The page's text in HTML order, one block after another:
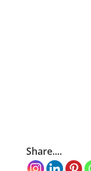
Share....